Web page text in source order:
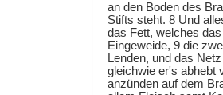
an den Boden des
Stifts steht. 8 Und
das Fett, welches
Eingeweide, 9 die
Lenden, und das
gleichwie er's abhebt
anzünden auf dem